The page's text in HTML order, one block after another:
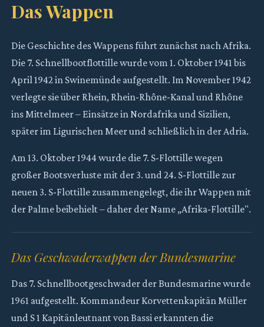
Das Wappen
Die Geschichte des Wappens führt zunächst nach Afrika.
Die 7. Schnellbootflottille wurde vom 1. Oktober 1941 bis
April 1942 in Swinemünde aufgestellt. Im November 1942
verlegte sie über Rhein, Rhein-Rhône-Kanal und Rhône
ins Mittelmeer – Einsätze in Nordafrika und Sizilien,
später im Ligurischen Meer und schließlich in der Adria.
Am 13. Oktober 1944 wurde die 7. S-Flottille wegen
großer Bootsverluste mit der 3. und 24. S-Flottille zur
neuen 3. S-Flottille zusammengelegt, die ihr Wappen mit
der Palme beibehielt – daher der Name „Afrika-Flottille".
Das Geschwaderwappen der Bundesmarine
Das 7. Schnellbootgeschwader der Bundesmarine wurde
1961 aufgestellt. Kommandeur Korvettenkapitän Müller
und S 1 Kapitänleutnant von Bassi erkannten die